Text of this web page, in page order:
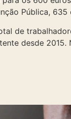
Pública, 635
de
desde